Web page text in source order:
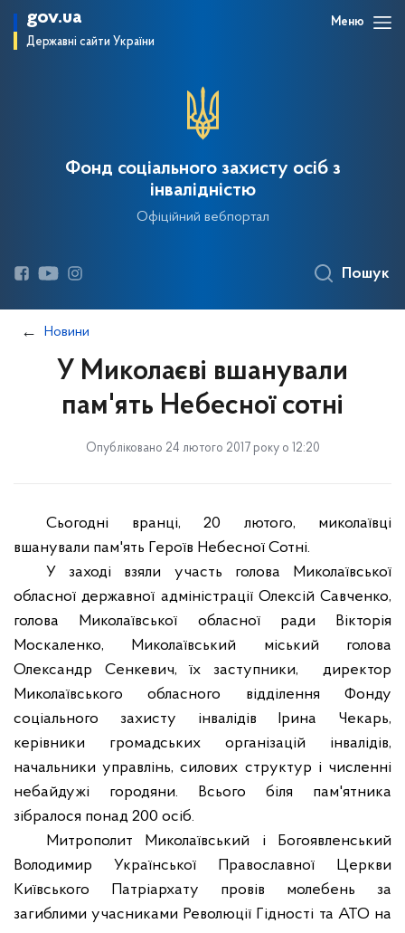
gov.ua
Державні сайти України
Меню
Фонд соціального захисту осіб з
інвалідністю
Офіційний вебпортал
Пошук
Новини
У Миколаєві вшанували
пам'ять Небесної сотні
Опубліковано 24 лютого 2017 року о 12:20
Сьогодні вранці, 20 лютого, миколаївці
вшанували пам'ять Героїв Небесної Сотні.
У заході взяли участь голова Миколаївської
обласної державної адміністрації Олексій Савченко,
голова Миколаївської обласної ради Вікторія
Москаленко, Миколаївський міський голова
Олександр Сенкевич, їх заступники,
директор
Миколаївського обласного відділення Фонду
соціального захисту інвалідів Ірина Чекарь,
керівники громадських організацій інвалідів,
начальники управлінь, силових структур і численні
небайдужі городяни. Всього біля пам'ятника
зібралося понад 200 осіб.
Митрополит Миколаївський і Богоявленський
Володимир Української Православної Церкви
Київського Патріархату провів молебень за
загиблими учасниками Революції Гідності та АТО на